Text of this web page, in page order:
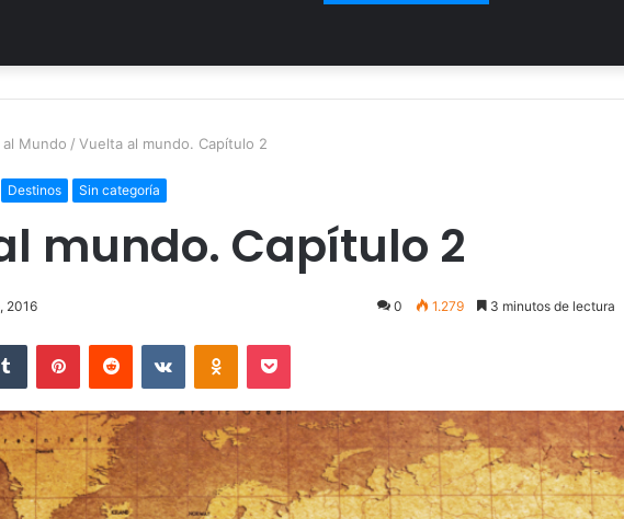
Mundo / Vuelta al mundo. Capítulo 2
Destinos Sin categoría
mundo. Capítulo 2
2016 0 1.279 3 minutos de lectura
Tumblr PinterestReddit VKontakteOdnoklassniki
Pocket